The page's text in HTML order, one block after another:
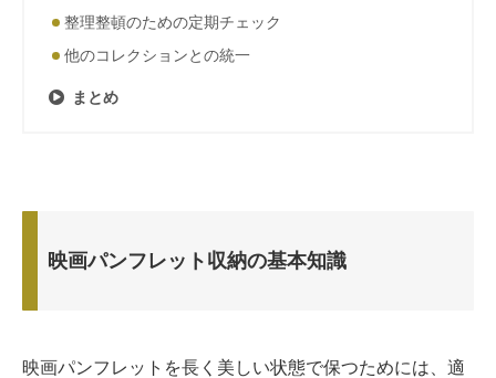
整理整頓のための定期チェック
他のコレクションとの統一
まとめ
映画パンフレット収納の基本知識
映画パンフレットを長く美しい状態で保つためには、適